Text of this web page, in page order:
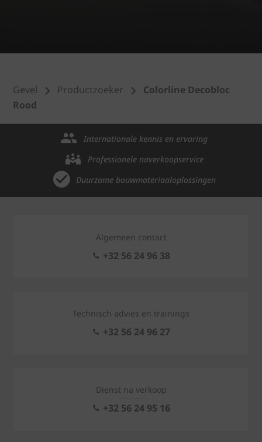
Gevel Productzoeker
Colorline Decobloc
Rood
Internationale kennis en ervaring
Professionele naverkoopservice
Duurzame bouwmateriaaloplossingen
Algemeen contact
+32 56 24 96 38
Technisch advies en trainings
+32 56 24 96 27
Dienst na verkoop
+32 56 24 95 16